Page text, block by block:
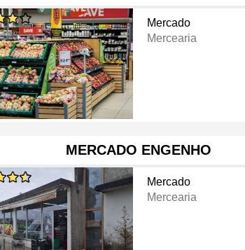
Mercado
Mercearia
MERCADO ENGENHO
Mercado
Mercearia